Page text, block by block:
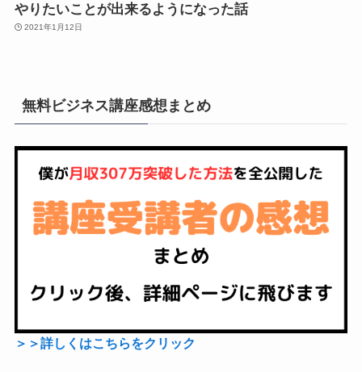
やりたいことが出来るようになった話
2021年1月12日
無料ビジネス講座感想まとめ
＞＞詳しくはこちらをクリック